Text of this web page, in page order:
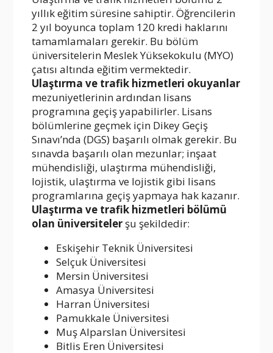
yıllık eğitim süresine sahiptir. Öğrencilerin
2 yıl boyunca toplam 120 kredi haklarını
tamamlamaları gerekir. Bu bölüm
üniversitelerin Meslek Yüksekokulu (MYO)
çatısı altında eğitim vermektedir.
Ulaştırma ve trafik hizmetleri okuyanlar
mezuniyetlerinin ardından lisans
programına geçiş yapabilirler. Lisans
bölümlerine geçmek için Dikey Geçiş
Sınavı’nda (DGS) başarılı olmak gerekir. Bu
sınavda başarılı olan mezunlar; inşaat
mühendisliği, ulaştırma mühendisliği,
lojistik, ulaştırma ve lojistik gibi lisans
programlarına geçiş yapmaya hak kazanır.
Ulaştırma ve trafik hizmetleri bölümü
olan üniversiteler şu şekildedir:
Eskişehir Teknik Üniversitesi
Selçuk Üniversitesi
Mersin Üniversitesi
Amasya Üniversitesi
Harran Üniversitesi
Pamukkale Üniversitesi
Muş Alparslan Üniversitesi
Bitlis Eren Üniversitesi